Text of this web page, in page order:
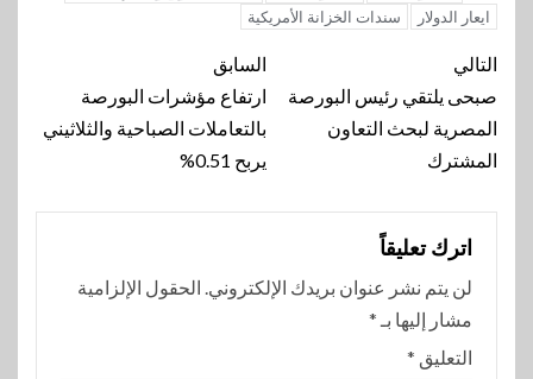
ايعار الدولار
سندات الخزانة الأمريكية
تنقل
المقالة
السابق
ارتفاع مؤشرات البورصة
بالتعاملات الصباحية والثلاثيني
يربح 0.51%
التالي
صبحى يلتقي رئيس البورصة
المصرية لبحث التعاون
المشترك
اترك تعليقاً
لن يتم نشر عنوان بريدك الإلكتروني. الحقول الإلزامية
مشار إليها بـ *
التعليق *